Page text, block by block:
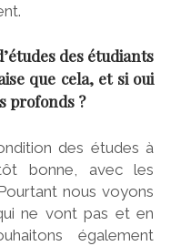
des étudiants
que cela, et si oui
profonds ?
des études à
bonne, avec les
nous voyons
ne vont pas et en
également